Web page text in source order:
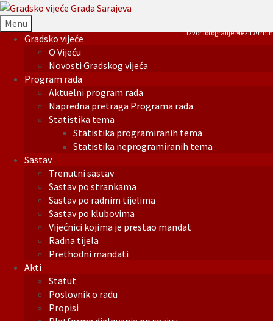
Menu
Gradsko vijeće
O Vijeću
Novosti Gradskog vijeća
Program rada
Aktuelni program rada
Napredna pretraga Programa rada
Statistika tema
Statistika programiranih tema
Statistika neprogramiranih tema
Sastav
Trenutni sastav
Sastav po strankama
Sastav po radnim tijelima
Sastav po klubovima
Vijećnici kojima je prestao mandat
Radna tijela
Prethodni mandati
Akti
Statut
Poslovnik o radu
Propisi
Izvor fotografije Mezit Armin